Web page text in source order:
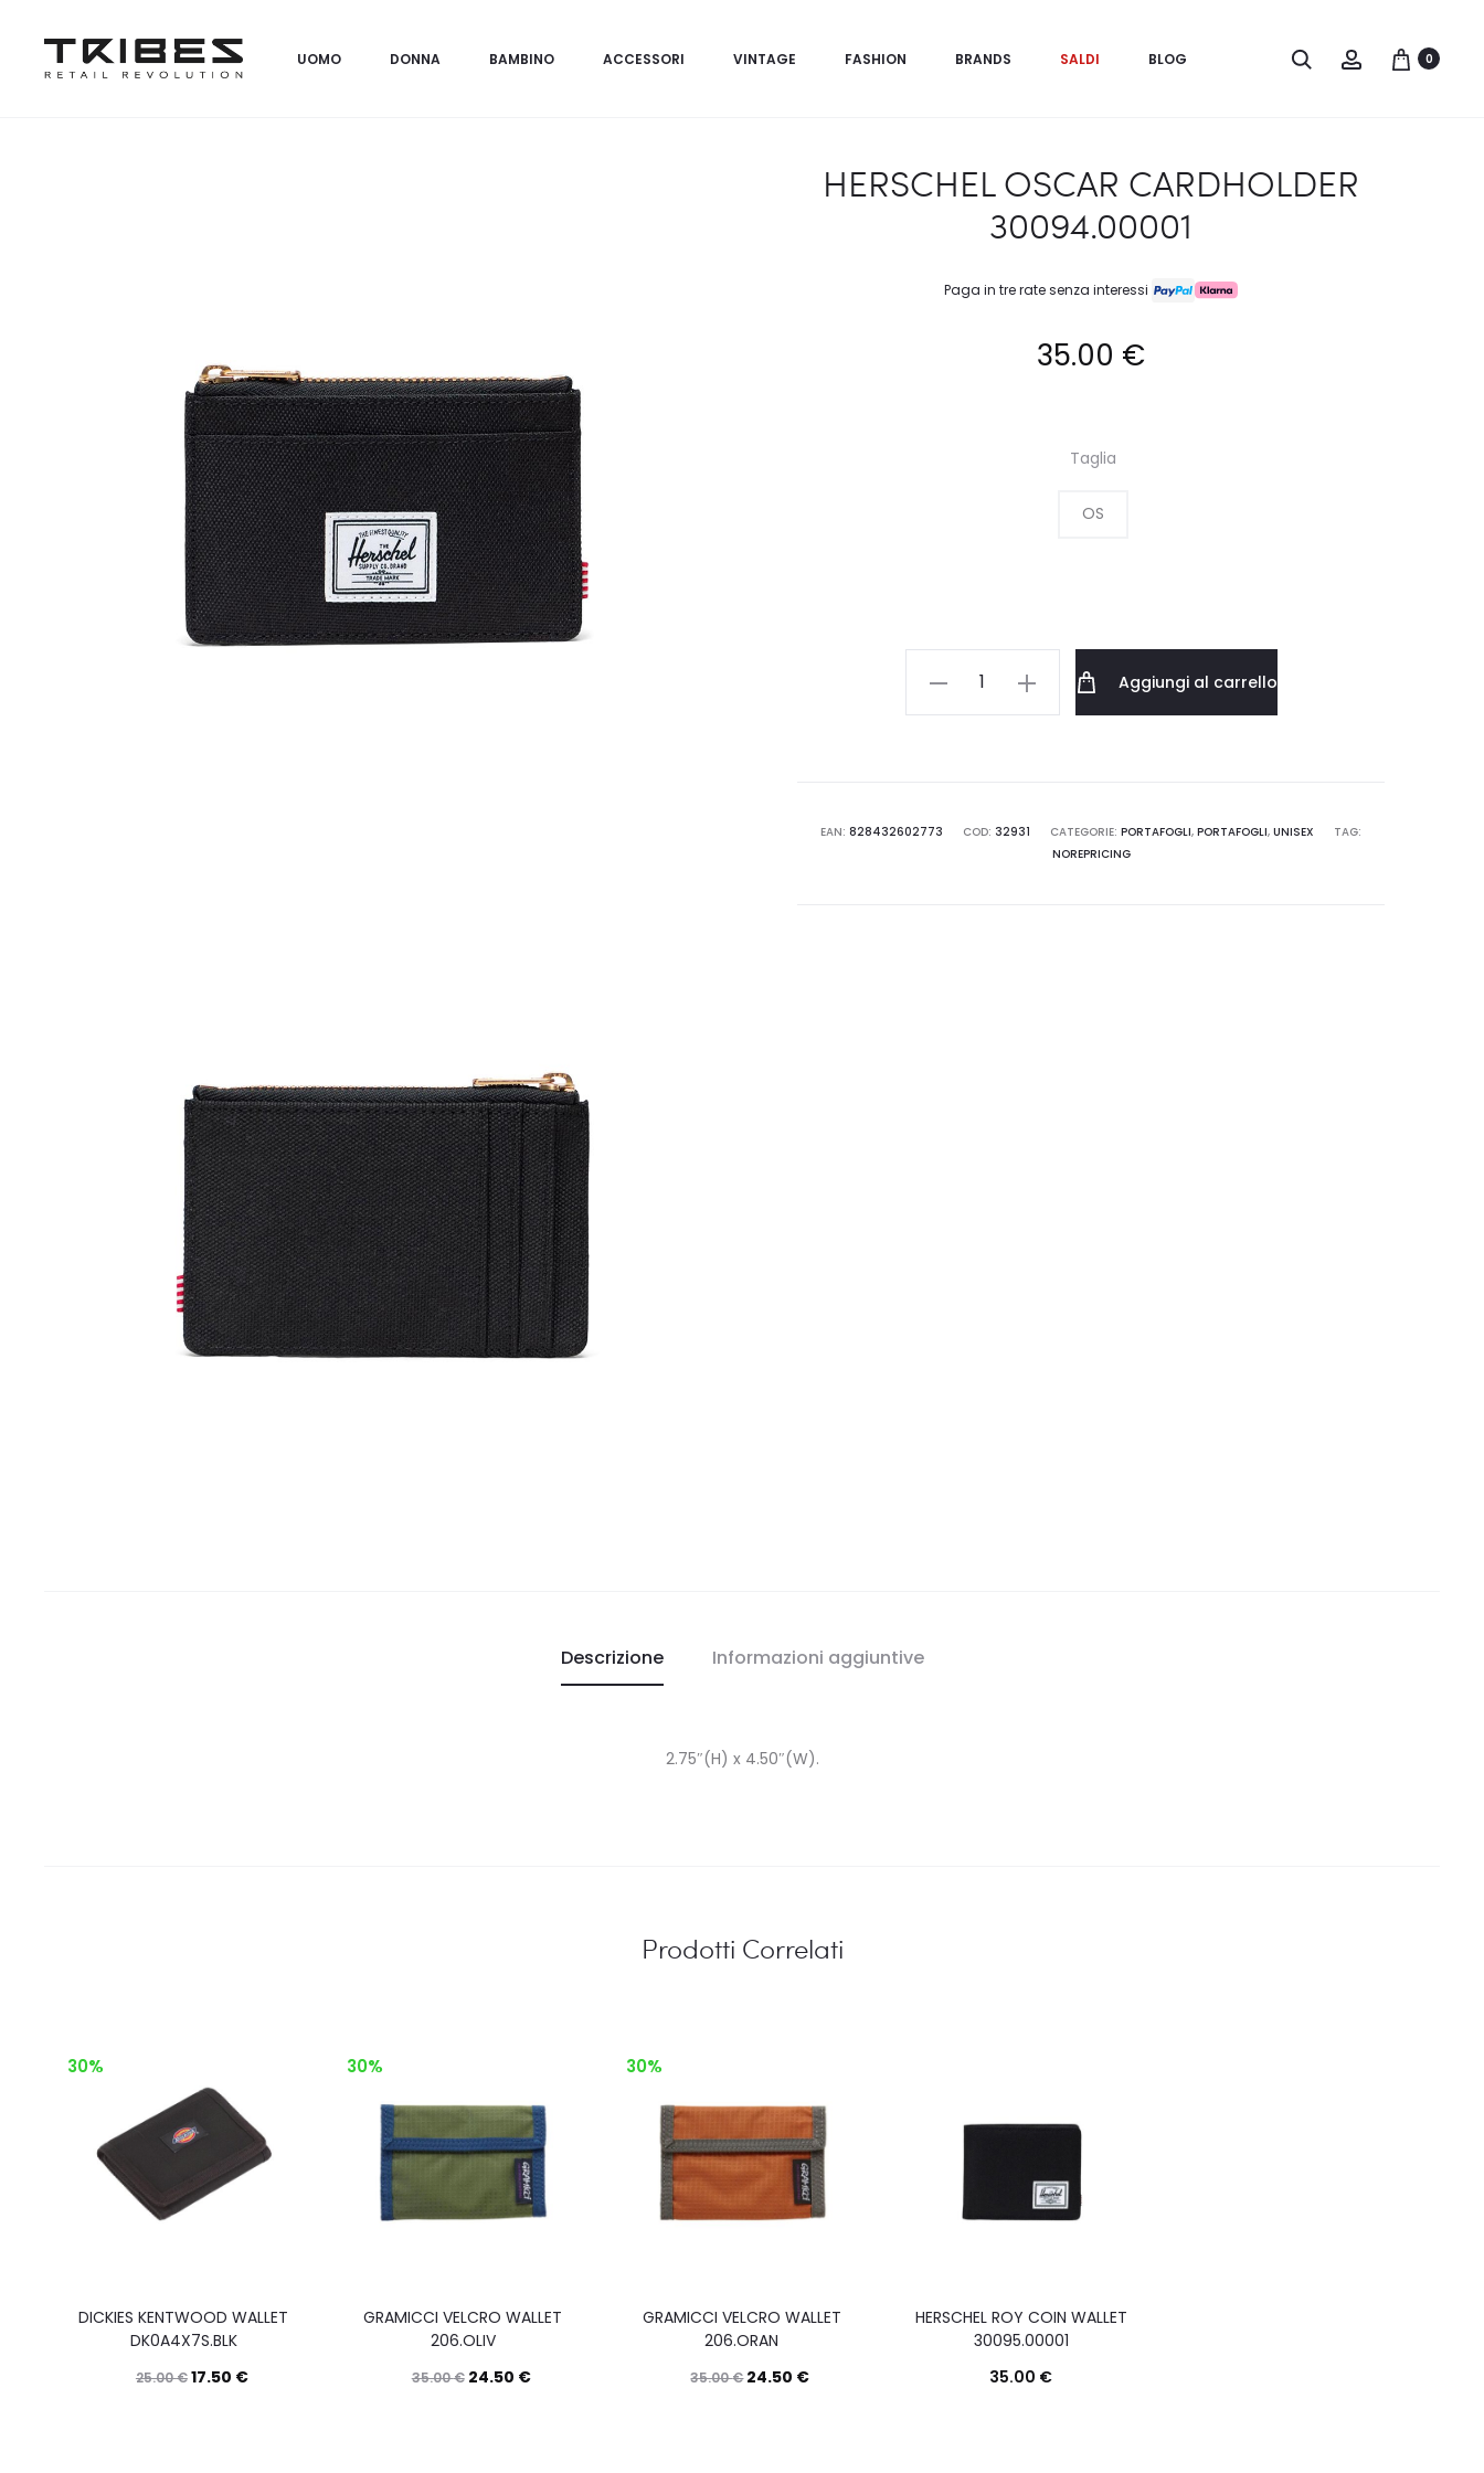
UOMO DONNA BAMBINO ACCESSORI VINTAGE FASHION BRANDS SALDI BLOG Search Account0
HERSCHEL OSCAR CARDHOLDER
30094.00001
Paga in tre rate senza interessi
35.00 €
Taglia
OS
HERSCHEL
Aggiungi al carrello
EAN: 828432602773 COD: 32931 CATEGORIE: PORTAFOGLI, PORTAFOGLI, UNISEX
TAG:
NOREPRICING
Descrizione Informazioni aggiuntive
2.75″(H) x 4.50″(W).
Prodotti Correlati
30%
DICKIES KENTWOOD WALLET
DK0A4X7S.BLK
25.00€17.50 €
30%
GRAMICCI VELCRO WALLET
206.OLIV
35.00€ 24.50 €
30%
GRAMICCI VELCRO WALLET
206.ORAN
35.00€ 24.50 €
HERSCHEL ROY COIN WALLET
30095.00001
35.00 €